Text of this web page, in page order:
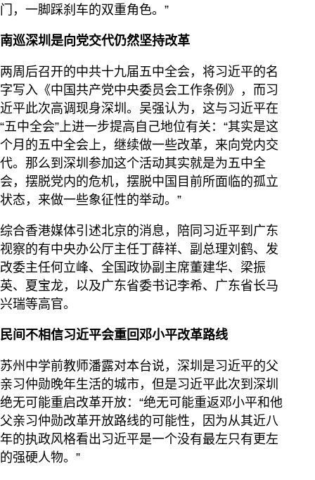
门，一脚踩刹车的双重角色。”
南巡深圳是向党交代仍然坚持改革
两周后召开的中共十九届五中全会，将习近平的名
字写入《中国共产党中央委员会工作条例》，而习
近平此次高调现身深圳。吴强认为，这与习近平在
“五中全会”上进一步提高自己地位有关：“其实是这
个月的五中全会上，继续做一些改革，来向党内交
代。那么到深圳参加这个活动其实就是为五中全
会，摆脱党内的危机，摆脱中国目前所面临的孤立
状态，来做一些象征性的举动。”
综合香港媒体引述北京的消息，陪同习近平到广东
视察的有中央办公厅主任丁薛祥、副总理刘鹤、发
改委主任何立峰、全国政协副主席董建华、梁振
英、夏宝龙，以及广东省委书记李希、广东省长马
兴瑞等高官。
民间不相信习近平会重回邓小平改革路线
苏州中学前教师潘露对本台说，深圳是习近平的父
亲习仲勋晚年生活的城市，但是习近平此次到深圳
绝无可能重启改革开放：“绝无可能重返邓小平和他
父亲习仲勋改革开放路线的可能性，因为从其近八
年的执政风格看出习近平是一个没有最左只有更左
的强硬人物。”